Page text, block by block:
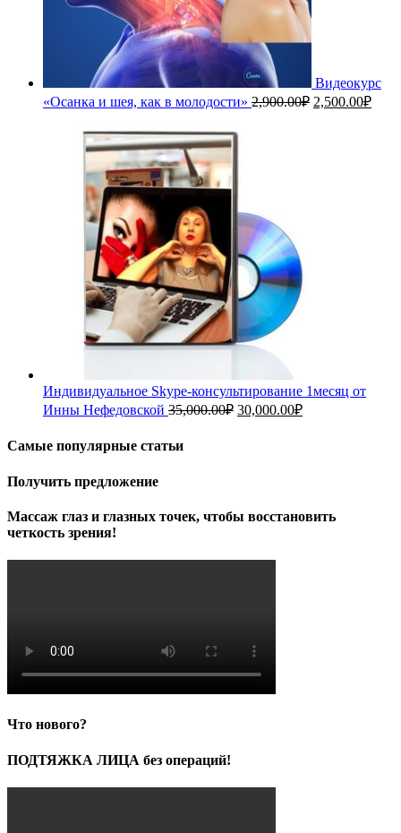
Видеокурс
«Осанка и шея, как в молодости» 2,900.00₽ 2,500.00₽
Индивидуальное Skype-консультирование 1месяц от
Инны Нефедовской 35,000.00₽ Первоначальная
30,000.00₽Текущая
Самые популярные статьи
Получить предложение
Массаж глаз и глазных точек, чтобы восстановить
четкость зрения!
Что нового?
ПОДТЯЖКА ЛИЦА без операций!